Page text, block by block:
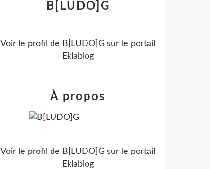
B[LUDO]G
Voir le profil de B[LUDO]G sur le portail
Eklablog
À propos
Voir le profil de B[LUDO]G sur le portail
Eklablog